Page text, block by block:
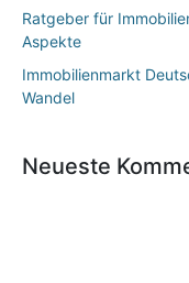
Ratgeber für
Aspekte
Immobilienmarkt
Wandel
Neueste